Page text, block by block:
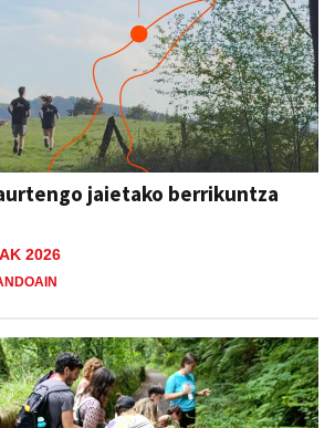
jaietako berrikuntza
2026